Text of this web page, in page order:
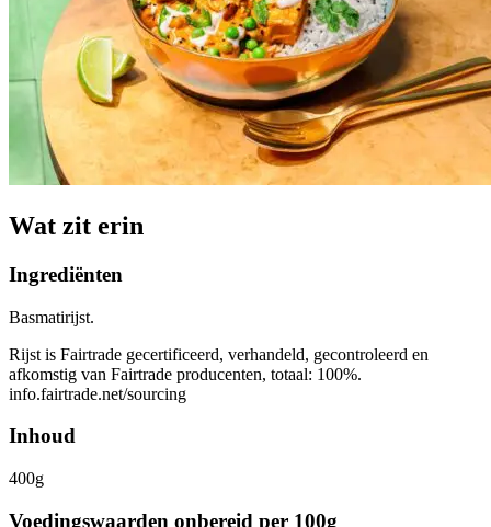
Wat zit erin
Ingrediënten
Basmatirijst.
Rijst is Fairtrade gecertificeerd, verhandeld, gecontroleerd en
afkomstig van Fairtrade producenten, totaal: 100%.
info.fairtrade.net/sourcing
Inhoud
400g
Voedingswaarden onbereid per 100g